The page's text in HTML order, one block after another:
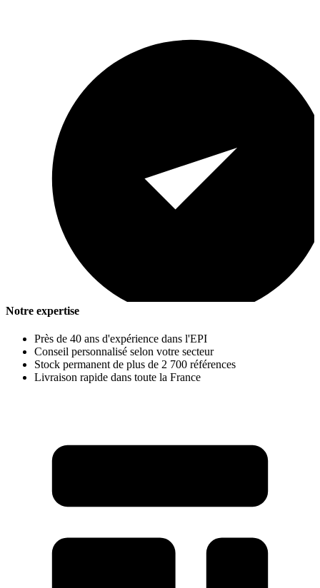
Notre expertise
Près de 40 ans d'expérience dans l'EPI
Conseil personnalisé selon votre secteur
Stock permanent de plus de 2 700 références
Livraison rapide dans toute la France